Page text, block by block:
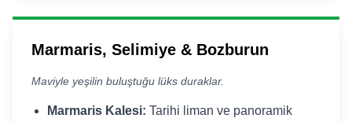
Marmaris, Selimiye & Bozburun
Maviyle yeşilin buluştuğu lüks duraklar.
Marmaris Kalesi: Tarihi liman ve panoramik